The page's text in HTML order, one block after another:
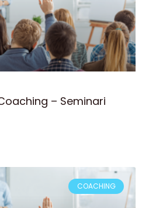
– Seminari
COACHING